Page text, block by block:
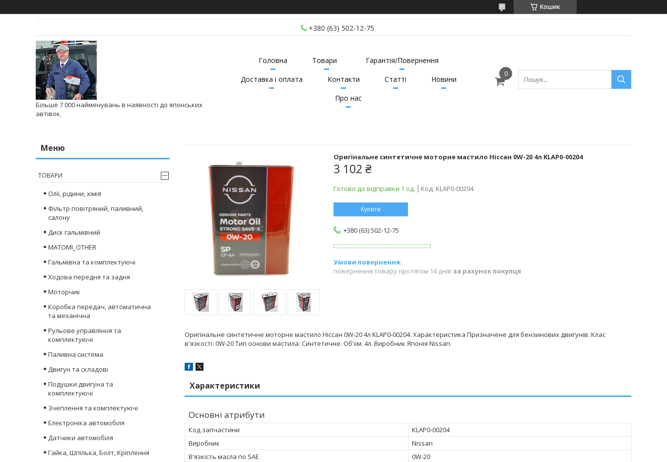
Кошик
+380 (63) 502-12-75
Більше 7 000 найменувань в наявності до японських
автівок.
Головна Товари
Гарантія/Повернення
Доставка і оплата
Контакти Статті
Новини
Про нас
Оригінальне синтетичне моторне мастило Ніссан 0W-20 4л KLAP0-00204
3 102 ₴
Готово до відправки 1 од. Код: KLAP0-00204
Купити
+380 (63) 502-12-75
повернення товару протягом 14 днів за рахунок покупця
Оригінальне синтетичне моторне мастило Ніссан 0W-20 4л KLAP0-00204. Характеристика Призначене для бензинових двигунів. Клас
в'язкості: 0W-20 Тип основи мастила: Синтетичне. Об'єм: 4л. Виробник Японія Nissan.
Характеристики
Основні атрибути
Код запчастини
KLAP0-00204
Виробник
Nissan
В'язкість масла по SAE
0W-20
ТОВАРИ
Олії, рідини, хімія
Фільтр повітряний, паливний,
салону
Диск гальмівний
MATOMI_OTHER
Гальмівна та комплектуючі
Ходова передня та задня
Моторчик
Коробка передач, автоматична
та механічна
Рульове управління та
комплектуючі
Паливна система
Двигун та складові
Подушки двигуна та
комплектуючі
Зчеплення та комплектуючі
Електроніка автомобіля
Датчики автомобіля
Гайка, Шпілька, Болт, Кріплення